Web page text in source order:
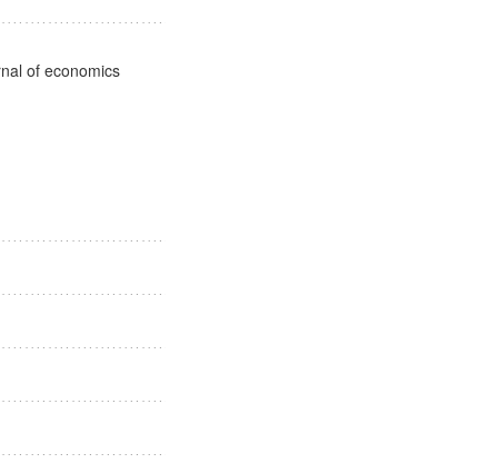
of economics